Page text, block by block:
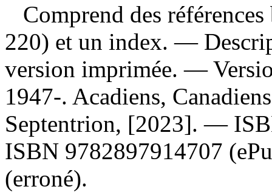
Comprend des
220) et un index. —
version imprimée. —
1947-. Acadiens,
Septentrion, [2023]. —
ISBN 9782897914707
(erroné).